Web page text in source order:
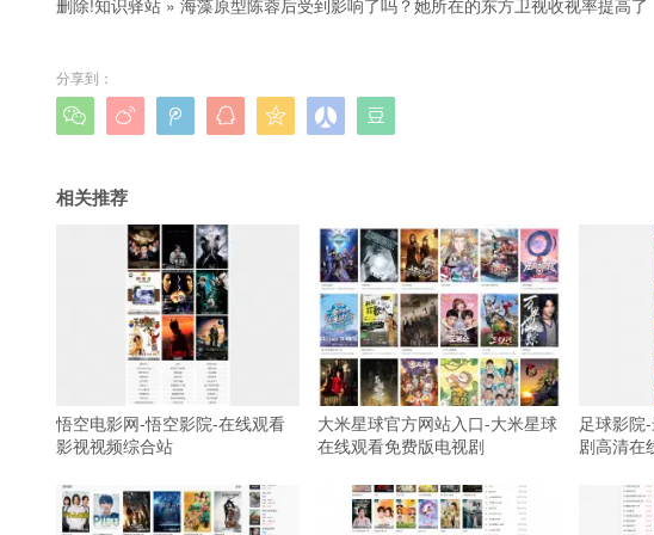
分享到：
      
相关推荐
悟空电影网-悟空影院-在线观看
影视视频综合站
大米星球官方网站入口-大米星球
在线观看免费版电视剧
足球影院
剧高清在